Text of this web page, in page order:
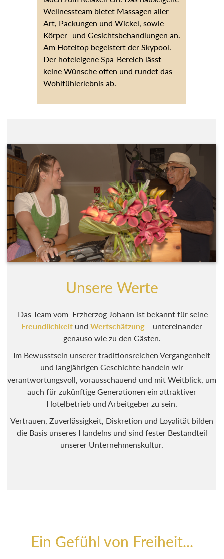
Wellnessteam bietet Massagen aller
Art, Packungen und Wickel, sowie
Körper- und Gesichtsbehandlungen an.
Am Hoteltop begeistert der Skypool.
Der hoteleigene Spa-Bereich lässt
keine Wünsche offen und rundet das
Wohlfühlerlebnis ab.
Unsere Werte
Das Team vom Erzherzog Johann ist bekannt für seine
Freundlichkeit und Wertschätzung– untereinander
genauso wie zu den Gästen.
Im Bewusstsein unserer traditionsreichen Vergangenheit
und langjährigen Geschichte handeln wir
verantwortungsvoll, vorausschauend und mit Weitblick, um
auch für zukünftige Generationen ein attraktiver
Hotelbetrieb und Arbeitgeber zu sein.
Vertrauen, Zuverlässigkeit, Diskretion und Loyalität bilden
die Basis unseres Handelns und sind fester Bestandteil
unserer Unternehmenskultur.
Ein Gefühl von Freiheit...